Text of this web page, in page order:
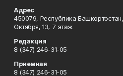
Адрес
450079, Республика
Октября, 13, 7 этаж
Редакция
8 (347) 246-31-05
Приемная
8 (347) 246-31-05